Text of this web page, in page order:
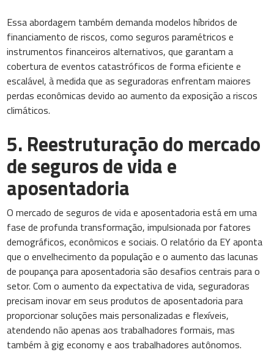
Essa abordagem também demanda modelos híbridos de
financiamento de riscos, como seguros paramétricos e
instrumentos financeiros alternativos, que garantam a
cobertura de eventos catastróficos de forma eficiente e
escalável, à medida que as seguradoras enfrentam maiores
perdas econômicas devido ao aumento da exposição a riscos
climáticos.
5. Reestruturação do mercado
de seguros de vida e
aposentadoria
O mercado de seguros de vida e aposentadoria está em uma
fase de profunda transformação, impulsionada por fatores
demográficos, econômicos e sociais. O relatório da EY aponta
que o envelhecimento da população e o aumento das lacunas
de poupança para aposentadoria são desafios centrais para o
setor. Com o aumento da expectativa de vida, seguradoras
precisam inovar em seus produtos de aposentadoria para
proporcionar soluções mais personalizadas e flexíveis,
atendendo não apenas aos trabalhadores formais, mas
também à gig economy e aos trabalhadores autônomos.